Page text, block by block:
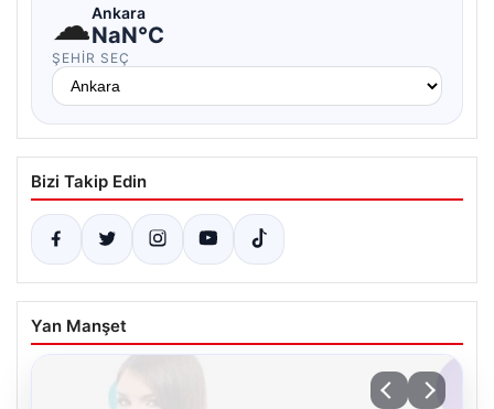
☁Ankara
NaN°C
ŞEHIR SEÇ
Bizi Takip Edin
Yan Manşet